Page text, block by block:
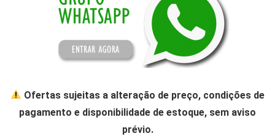
Ofertas sujeitas a alteração de preço, condições de
pagamento e disponibilidade de estoque, sem aviso
prévio.